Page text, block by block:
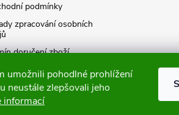
umožnili pohodlné prohlížení
neustále zlepšovali jeho
informací
podmínky
zpracování osobních
doručení zboží
a vrácení zboží
velikostí